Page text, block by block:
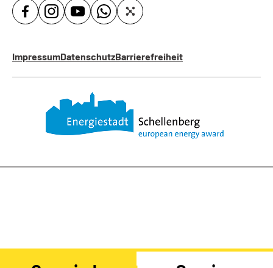
ImpressumDatenschutzBarrierefreiheit